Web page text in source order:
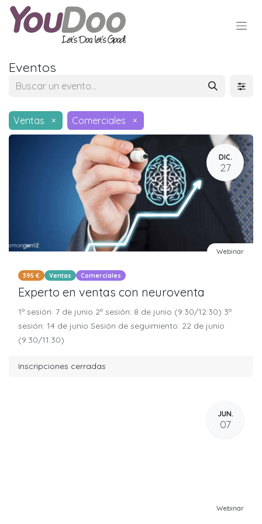
Eventos
Ventas × Comerciales ×
DIC.
27
Webinar
395 € Ventas Comerciales
Experto en ventas con neuroventa
1º sesión: 7 de junio 2º sesión: 8 de junio (9:30/12:30) 3º
sesión: 14 de junio Sesión de seguimiento: 22 de junio
(9:30/11:30)
Inscripciones cerradas
JUN.
07
Webinar